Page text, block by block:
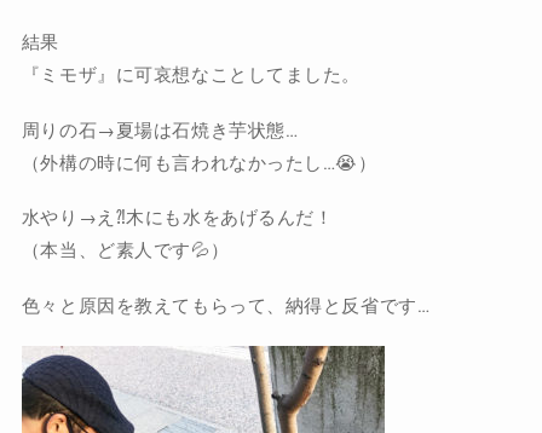
結果
『ミモザ』に可哀想なことしてました。
周りの石→夏場は石焼き芋状態…
（外構の時に何も言われなかったし…😭）
水やり→え⁈木にも水をあげるんだ！
（本当、ど素人です💦）
色々と原因を教えてもらって、納得と反省です…